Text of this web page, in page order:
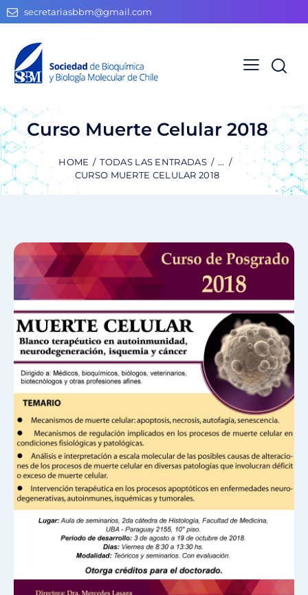
secretariasbbm@gmail.com
Curso Muerte Celular 2018
HOME TODAS LAS ENTRADAS
...
CURSO MUERTE CELULAR 2018